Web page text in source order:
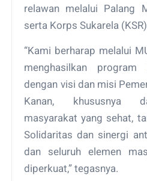
relawan melalui Palang
serta Korps Sukarela
“Kami berharap melalui
menghasilkan
dengan visi dan misi
Kanan, khususnya
masyarakat yang sehat,
Solidaritas dan sinergi
dan seluruh elemen
diperkuat,” tegasnya.